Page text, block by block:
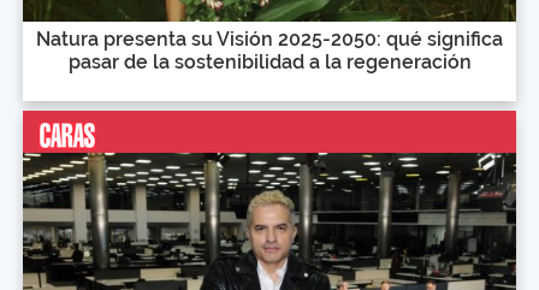
Natura presenta su Visión 2025-2050: qué significa
pasar de la sostenibilidad a la regeneración